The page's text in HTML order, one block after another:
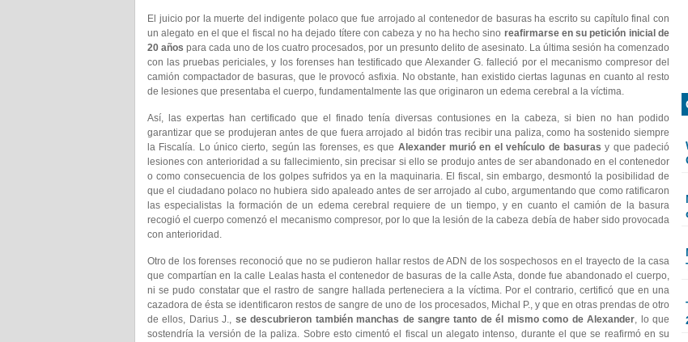
El juicio por la muerte del indigente polaco que fue arrojado al contenedor de basuras ha escrito su capítulo final con
un alegato en el que el fiscal no ha dejado títere con cabeza y no ha hecho sino reafirmarse en su petición inicial de
20 años para cada uno de los cuatro procesados, por un presunto delito de asesinato. La última sesión ha comenzado
con las pruebas periciales, y los forenses han testificado que Alexander G. falleció por el mecanismo compresor del
camión compactador de basuras, que le provocó asfixia. No obstante, han existido ciertas lagunas en cuanto al resto
de lesiones que presentaba el cuerpo, fundamentalmente las que originaron un edema cerebral a la víctima.
Así, las expertas han certificado que el finado tenía diversas contusiones en la cabeza, si bien no han podido
garantizar que se produjeran antes de que fuera arrojado al bidón tras recibir una paliza, como ha sostenido siempre
la Fiscalía. Lo único cierto, según las forenses, es que Alexander murió en el vehículo de basuras y que padeció
lesiones con anterioridad a su fallecimiento, sin precisar si ello se produjo antes de ser abandonado en el contenedor
o como consecuencia de los golpes sufridos ya en la maquinaria. El fiscal, sin embargo, desmontó la posibilidad de
que el ciudadano polaco no hubiera sido apaleado antes de ser arrojado al cubo, argumentando que como ratificaron
las especialistas la formación de un edema cerebral requiere de un tiempo, y en cuanto el camión de la basura
recogió el cuerpo comenzó el mecanismo compresor, por lo que la lesión de la cabeza debía de haber sido provocada
con anterioridad.
Otro de los forenses reconoció que no se pudieron hallar restos de ADN de los sospechosos en el trayecto de la casa
que compartían en la calle Lealas hasta el contenedor de basuras de la calle Asta, donde fue abandonado el cuerpo,
ni se pudo constatar que el rastro de sangre hallada perteneciera a la víctima. Por el contrario, certificó que en una
cazadora de ésta se identificaron restos de sangre de uno de los procesados, Michal P., y que en otras prendas de otro
de ellos, Darius J., se descubrieron también manchas de sangre tanto de él mismo como de Alexander, lo que
sostendría la versión de la paliza. Sobre esto cimentó el fiscal un alegato intenso, durante el que se reafirmó en su